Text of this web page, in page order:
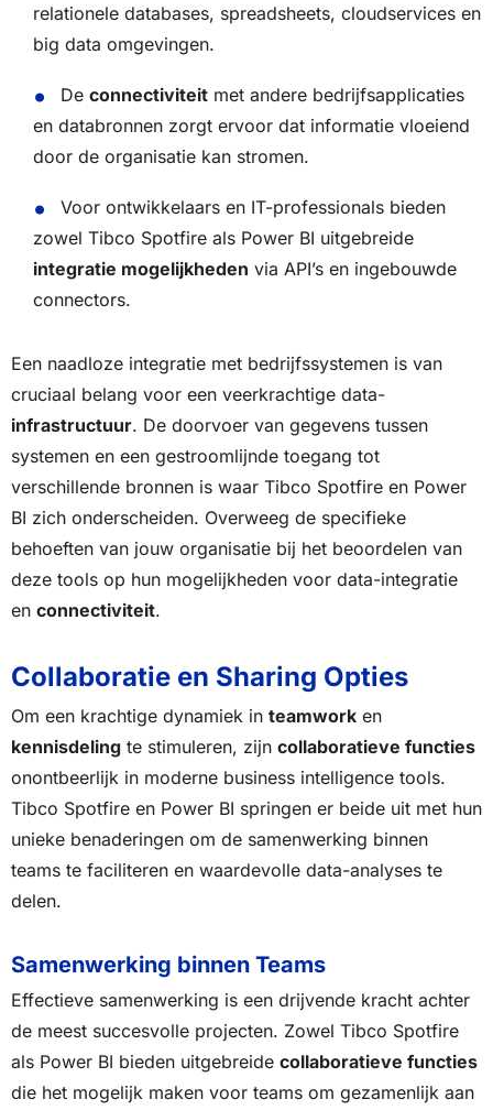
relationele databases, spreadsheets, cloudservices en
big data omgevingen.
De connectiviteitmet andere bedrijfsapplicaties
en databronnen zorgt ervoor dat informatie vloeiend
door de organisatie kan stromen.
Voor ontwikkelaars en IT-professionals bieden
zowel Tibco Spotfire als Power BI uitgebreide
integratie mogelijkheden via API’s en ingebouwde
connectors.
Een naadloze integratie met bedrijfssystemen is van
cruciaal belang voor een veerkrachtige data-
infrastructuur. De doorvoer van gegevens tussen
systemen en een gestroomlijnde toegang tot
verschillende bronnen is waar Tibco Spotfire en Power
BI zich onderscheiden. Overweeg de specifieke
behoeften van jouw organisatie bij het beoordelen van
deze tools op hun mogelijkheden voor data-integratie
en connectiviteit.
Collaboratie en Sharing Opties
Om een krachtige dynamiek in teamwork en
kennisdeling te stimuleren, zijn collaboratieve functies
onontbeerlijk in moderne business intelligence tools.
Tibco Spotfire en Power BI springen er beide uit met hun
unieke benaderingen om de samenwerking binnen
teams te faciliteren en waardevolle data-analyses te
delen.
Samenwerking binnen Teams
Effectieve samenwerking is een drijvende kracht achter
de meest succesvolle projecten. Zowel Tibco Spotfire
als Power BI bieden uitgebreide collaboratieve functies
die het mogelijk maken voor teams om gezamenlijk aan